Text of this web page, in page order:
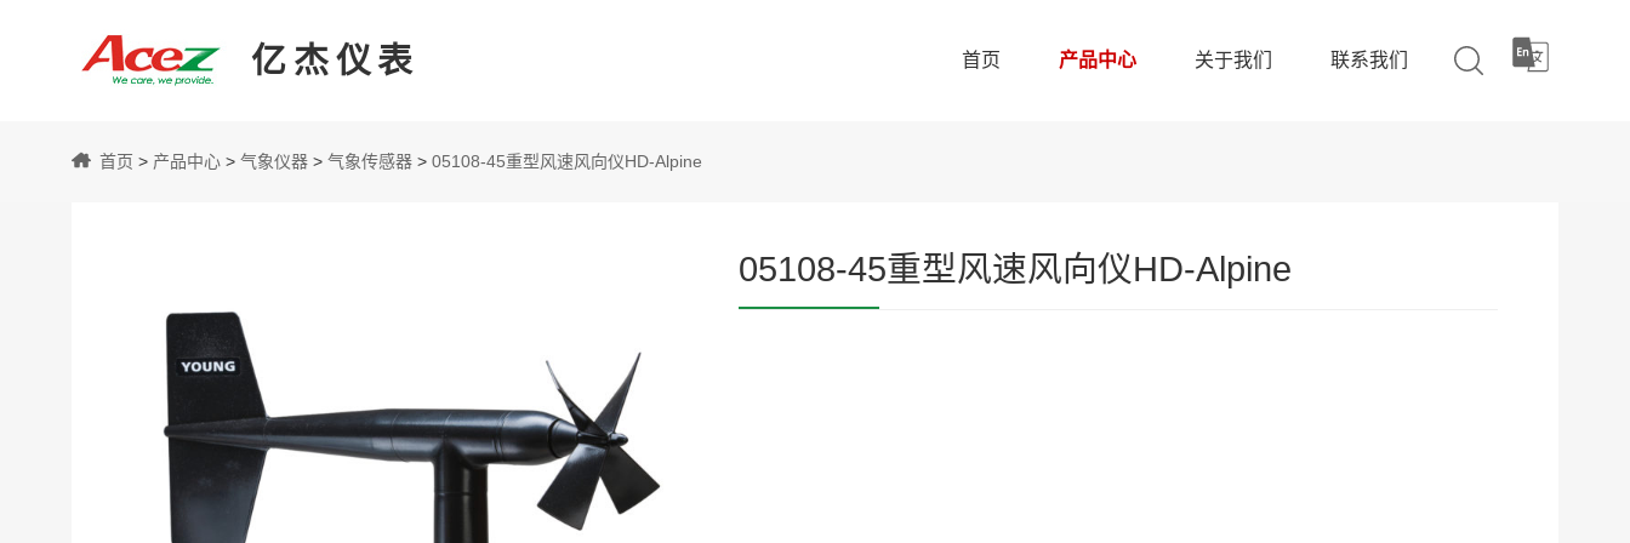
亿杰仪表
表
首页 产品中心 关于我们 联系我们
首页 > 产品中心 > 气象仪器 > 气象传感器 > 05108-45重型风速风向仪HD-Alpine
05108-45重型风速风向仪HD-Alpine